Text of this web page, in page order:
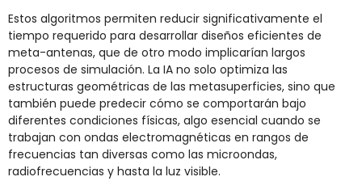
Estos algoritmos permiten reducir significativamente el
tiempo requerido para desarrollar diseños eficientes de
meta-antenas, que de otro modo implicarían largos
procesos de simulación. La IA no solo optimiza las
estructuras geométricas de las metasuperficies, sino que
también puede predecir cómo se comportarán bajo
diferentes condiciones físicas, algo esencial cuando se
trabajan con ondas electromagnéticas en rangos de
frecuencias tan diversas como las microondas,
radiofrecuencias y hasta la luz visible.